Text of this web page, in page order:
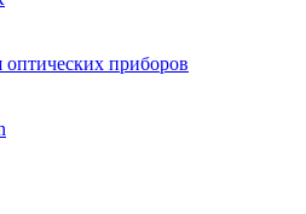
оптических приборов